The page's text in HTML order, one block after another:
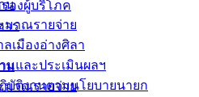
น
มาณรายจ่าย
เมืองอ่างศิลา
มและประเมินผลฯ
บัติงานตามนโยบายนายก
องผู้บริโภค
าร
น
มาณรายจ่าย
ที่ 2 พ.ศ. 2562